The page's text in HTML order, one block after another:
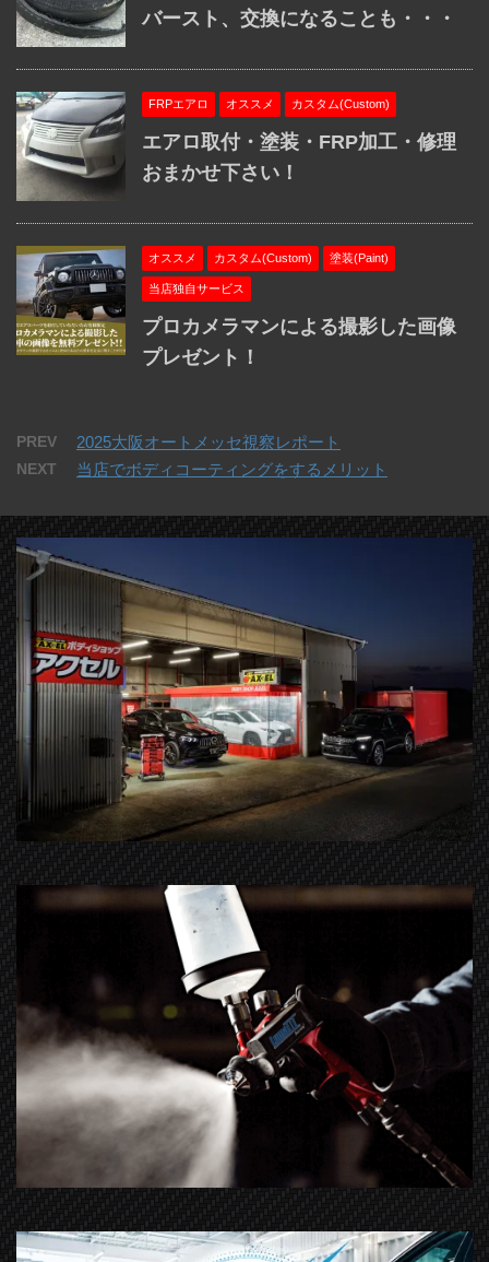
バースト、交換になることも・・・
FRPエアロ オススメ カスタム(Custom)
エアロ取付・塗装・FRP加工・修理
おまかせ下さい！
オススメ カスタム(Custom) 塗装(Paint)
当店独自サービス
プロカメラマンによる撮影した画像
プレゼント！
PREV 2025大阪オートメッセ視察レポート
NEXT 当店でボディコーティングをするメリット